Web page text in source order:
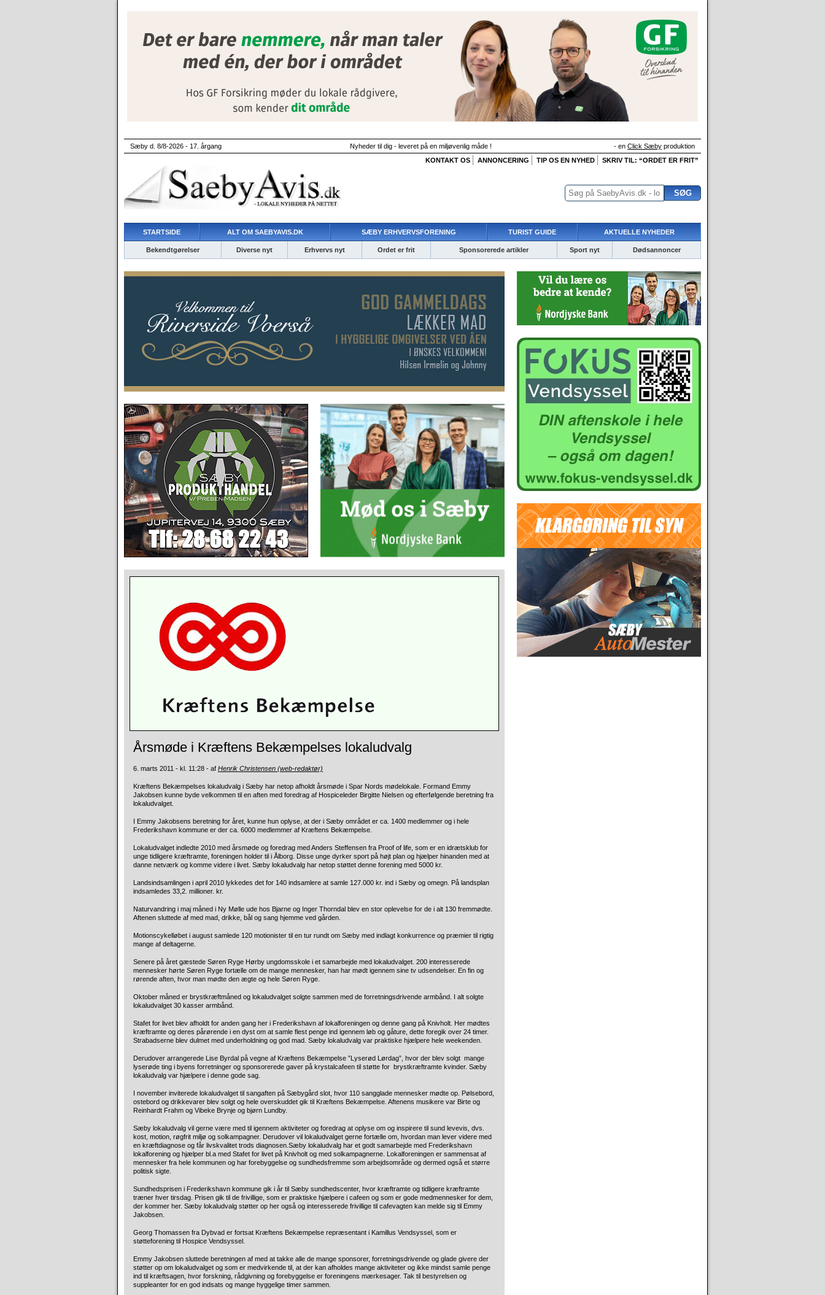
Sæby d. 8/8-2026 - 17. årgang Nyheder til dig - leveret på en miljøvenlig måde ! - en Click Sæby produktion
KONTAKT OS
ANNONCERING TIP OS EN NYHED SKRIV TIL: “ORDET ER FRIT”
STARTSIDE ALT OM SAEBYAVIS.DK SÆBY ERHVERVSFORENING TURIST GUIDE AKTUELLE NYHEDER
Bekendtgørelser Diverse nyt Erhvervs nyt Ordet er frit Sponsorerede artikler Sport nyt Dødsannoncer
Årsmøde i Kræftens Bekæmpelses lokaludvalg
6. marts 2011 - kl. 11:28 - af Henrik Christensen (web-redaktør)
Kræftens Bekæmpelses lokaludvalg i Sæby har netop afholdt årsmøde i Spar Nords mødelokale. Formand Emmy
Jakobsen kunne byde velkommen til en aften med foredrag af Hospiceleder Birgitte Nielsen og efterfølgende beretning fra
lokaludvalget.
I Emmy Jakobsens beretning for året, kunne hun oplyse, at der i Sæby området er ca. 1400 medlemmer og i hele
Frederikshavn kommune er der ca. 6000 medlemmer af Kræftens Bekæmpelse.
Lokaludvalget indledte 2010 med årsmøde og foredrag med Anders Steffensen fra Proof of life, som er en idrætsklub for
unge tidligere kræftramte, foreningen holder til i Ålborg. Disse unge dyrker sport på højt plan og hjælper hinanden med at
danne netværk og komme videre i livet. Sæby lokaludvalg har netop støttet denne forening med 5000 kr.
Landsindsamlingen i april 2010 lykkedes det for 140 indsamlere at samle 127.000 kr. ind i Sæby og omegn. På landsplan
indsamledes 33,2. millioner. kr.
Naturvandring i maj måned i Ny Mølle ude hos Bjarne og Inger Thorndal blev en stor oplevelse for de i alt 130 fremmødte.
Aftenen sluttede af med mad, drikke, bål og sang hjemme ved gården.
Motionscykelløbet i august samlede 120 motionister til en tur rundt om Sæby med indlagt konkurrence og præmier til rigtig
mange af deltagerne.
Senere på året gæstede Søren Ryge Hørby ungdomsskole i et samarbejde med lokaludvalget. 200 interesserede
mennesker hørte Søren Ryge fortælle om de mange mennesker, han har mødt igennem sine tv udsendelser. En fin og
rørende aften, hvor man mødte den ægte og hele Søren Ryge.
Oktober måned er brystkræftmåned og lokaludvalget solgte sammen med de forretningsdrivende armbånd. I alt solgte
lokaludvalget 30 kasser armbånd.
Stafet for livet blev afholdt for anden gang her i Frederikshavn af lokalforeningen og denne gang på Knivholt. Her mødtes
kræftramte og deres pårørende i en dyst om at samle flest penge ind igennem løb og gåture, dette foregik over 24 timer.
Strabadserne blev dulmet med underholdning og god mad. Sæby lokaludvalg var praktiske hjælpere hele weekenden.
Derudover arrangerede Lise Byrdal på vegne af Kræftens Bekæmpelse ”Lyserød Lørdag”, hvor der blev solgt mange
lyserøde ting i byens forretninger og sponsorerede gaver på krystalcafeen til støtte for brystkræftramte kvinder. Sæby
lokaludvalg var hjælpere i denne gode sag.
I november inviterede lokaludvalget til sangaften på Sæbygård slot, hvor 110 sangglade mennesker mødte op. Pølsebord,
ostebord og drikkevarer blev solgt og hele overskuddet gik til Kræftens Bekæmpelse. Aftenens musikere var Birte og
Reinhardt Frahm og Vibeke Brynje og bjørn Lundby.
Sæby lokaludvalg vil gerne være med til igennem aktiviteter og foredrag at oplyse om og inspirere til sund levevis, dvs.
kost, motion, røgfrit miljø og solkampagner. Derudover vil lokaludvalget gerne fortælle om, hvordan man lever videre med
en kræftdiagnose og får livskvalitet trods diagnosen.Sæby lokaludvalg har et godt samarbejde med Frederikshavn
lokalforening og hjælper bl.a med Stafet for livet på Knivholt og med solkampagnerne. Lokalforeningen er sammensat af
mennesker fra hele kommunen og har forebyggelse og sundhedsfremme som arbejdsområde og dermed også et større
politisk sigte.
Sundhedsprisen i Frederikshavn kommune gik i år til Sæby sundhedscenter, hvor kræftramte og tidligere kræftramte
træner hver tirsdag. Prisen gik til de frivillige, som er praktiske hjælpere i cafeen og som er gode medmennesker for dem,
der kommer her. Sæby lokaludvalg støtter op her også og interesserede frivillige til cafevagten kan melde sig til Emmy
Jakobsen.
Georg Thomassen fra Dybvad er fortsat Kræftens Bekæmpelse repræsentant i Kamillus Vendsyssel, som er
støtteforening til Hospice Vendsyssel.
Emmy Jakobsen sluttede beretningen af med at takke alle de mange sponsorer, forretningsdrivende og glade givere der
støtter op om lokaludvalget og som er medvirkende til, at der kan afholdes mange aktiviteter og ikke mindst samle penge
ind til kræftsagen, hvor forskning, rådgivning og forebyggelse er foreningens mærkesager. Tak til bestyrelsen og
suppleanter for en god indsats og mange hyggelige timer sammen.